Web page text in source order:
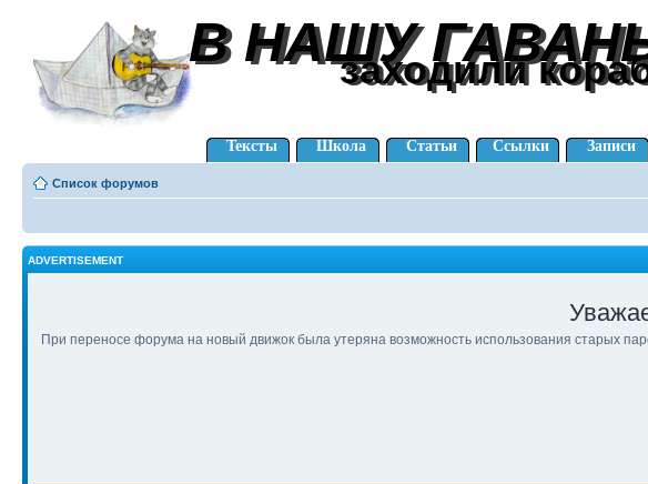
В НАШУ
В НАШУзаходили
заходили
Тексты Школа Статьи Ссылки Записи
Список форумов
ADVERTISEMENT
При переносе форума на новый движок была утеряна возможность использования старых